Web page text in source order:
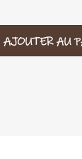
AJOUTER AU